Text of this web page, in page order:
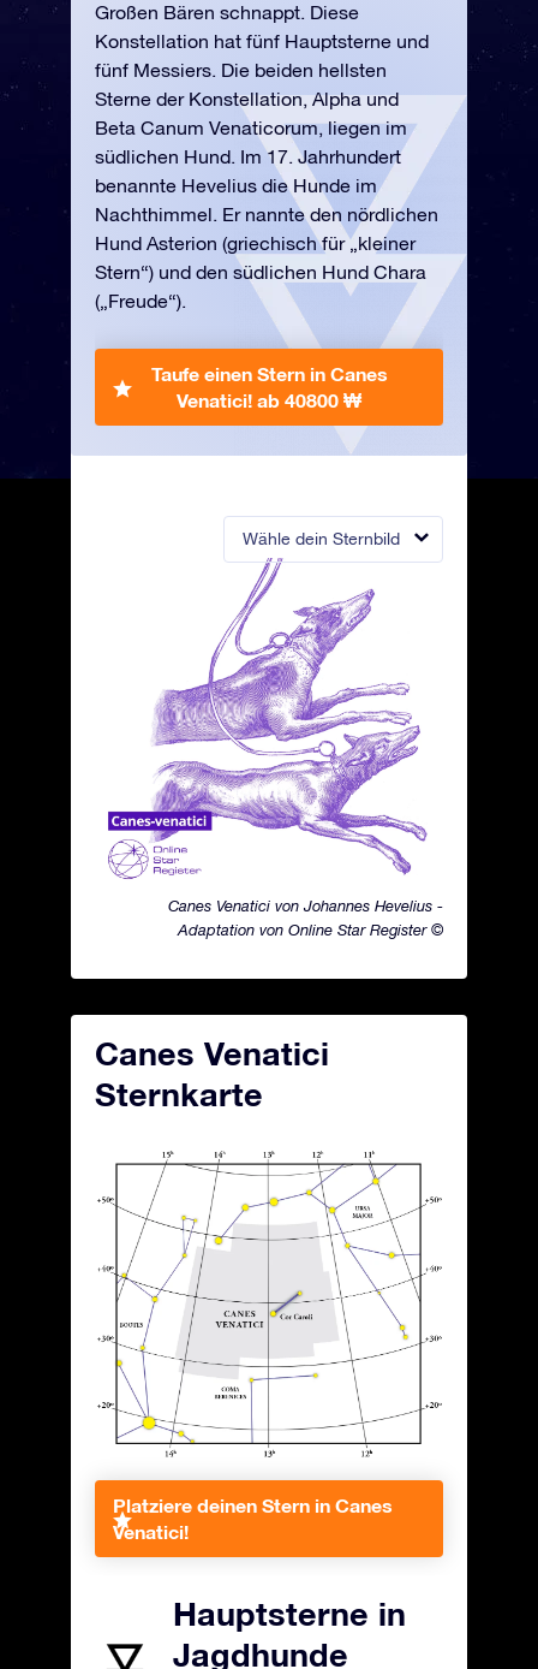
Wähle dein Sternbild
Canes Venatici von Johannes Hevelius -
Adaptation von Online Star Register ©
Großen Bären schnappt. Diese
Konstellation hat fünf Hauptsterne und
fünf Messiers. Die beiden hellsten
Sterne der Konstellation, Alpha und
Beta Canum Venaticorum, liegen im
südlichen Hund. Im 17. Jahrhundert
benannte Hevelius die Hunde im
Nachthimmel. Er nannte den nördlichen
Hund Asterion (griechisch für „kleiner
Stern“) und den südlichen Hund Chara
(„Freude“).
Taufe einen Stern in Canes
Venatici! ab 40800 ₩
Canes Venatici
Sternkarte
Platziere deinen Stern in Canes
Venatici!
Hauptsterne in
Jagdhunde